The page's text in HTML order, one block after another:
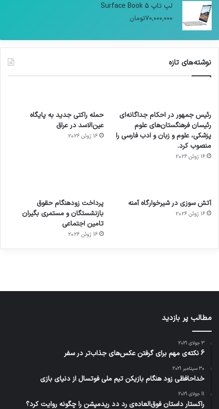
لپ تاپ Surface Book 5
70,000,000تومان
نوشته‌های تازه
رئیس جمهور در احکام جداگانه‌ای
رئیسان فرهنگستان‌های علوم
پزشکی، علوم و زبان و ادب فارسی را
منصوب کرد.
16 ژوئن 2026
حمله راکتی جدید به پایگاه
عین‌الاسد در عراق
16 ژوئن 2026
آتش سوزی در شیرخوارگاه آمنه
16 ژوئن 2026
پرداخت زودهنگام حقوق
بازنشستگان و مستمری بگیران
تامین اجتماعی
16 ژوئن 2026
برای
کشف
توسط
مجازی
…
ساعت
هوشمند
با طعم
توسط
ژاکت
در
های
2023
توسط
مطالب پر بازدید
3 جولای 2021
6 نکته‌ی مهم برای گرفتن عکس‌های جذاب‌تر در سفر
30 سپتامبر 2021
خداحافظی زود هنگام بازیکن تیم ملی فوتسال از دنیای بازی
11 جولای 2021
راکستار داستان فوق‌العاده‌ی رد دد ریدمپشن را چگونه روایت کرد؟